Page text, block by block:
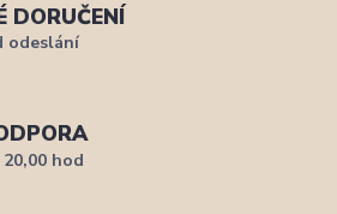
DORUČENÍ
odeslání
hod